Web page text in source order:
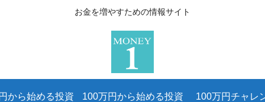
お金を増やすための情報サイト
から始める投資 100万円から始める投資 100万円チャレ